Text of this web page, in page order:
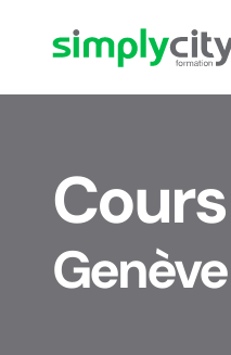
Simplycity